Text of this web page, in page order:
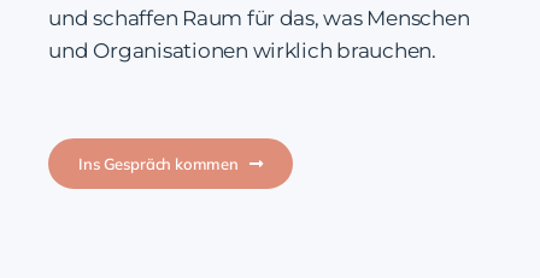
und schaffen Raum für das, was Menschen
und Organisationen wirklich brauchen.
Ins Gespräch kommen